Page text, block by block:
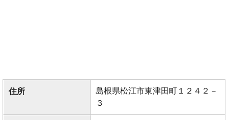
住所
島根県松江市東津田町１２４２－
３